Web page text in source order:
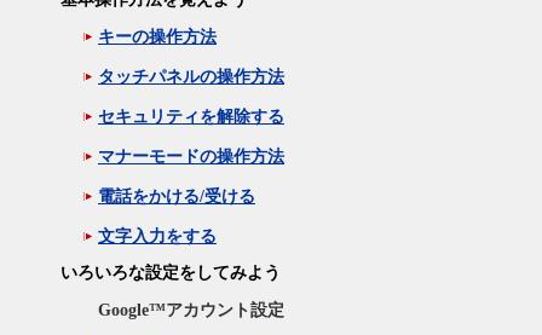
キーの操作方法
タッチパネルの操作方法
セキュリティを解除する
マナーモードの操作方法
電話をかける/受ける
文字入力をする
いろいろな設定をしてみよう
Google™アカウント設定